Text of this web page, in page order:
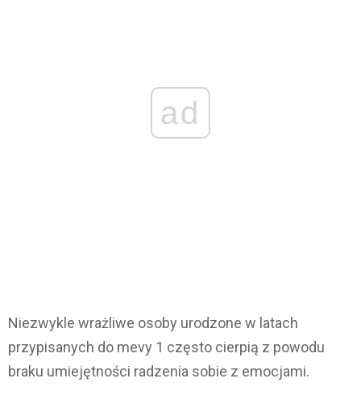
ad
Niezwykle wrażliwe osoby urodzone w latach
przypisanych do mevy 1 często cierpią z powodu
braku umiejętności radzenia sobie z emocjami.